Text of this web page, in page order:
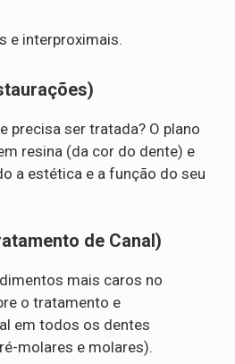
e interproximais.
precisa ser tratada? O plano
resina (da cor do dente) e
a estética e a função do seu
de Canal)
mais caros no
o tratamento e
em todos os dentes
molares e molares).